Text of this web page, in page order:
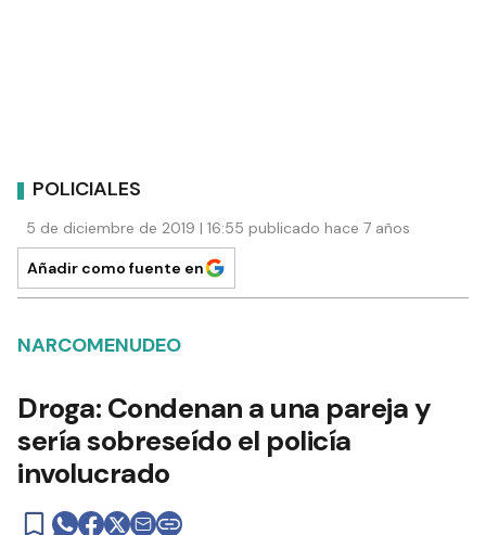
POLICIALES
5 de diciembre de 2019 | 16:55 publicado hace 7 años
Añadir como fuente en
NARCOMENUDEO
Droga: Condenan a una pareja y
sería sobreseído el policía
involucrado